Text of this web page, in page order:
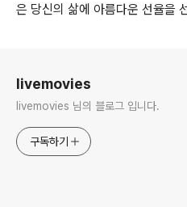
은 당신의 삶에 아름다운 선율을
livemovies
livemovies 님의 블로그 입니다.
구독하기